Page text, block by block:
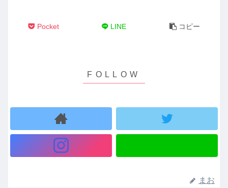
Pocket LINE コピー
まお